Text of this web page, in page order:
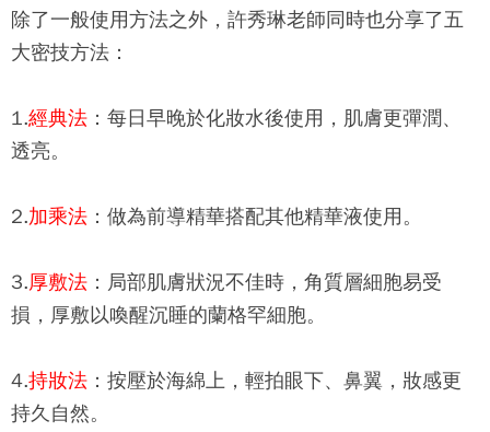
除了一般使用方法之外，許秀琳老師同時也分享了五
大密技方法：
1.經典法 ：每日早晚於化妝水後使用，肌膚更彈潤、
透亮。
2.加乘法 ：做為前導精華搭配其他精華液使用。
3.厚敷法 ：局部肌膚狀況不佳時，角質層細胞易受
損，厚敷以喚醒沉睡的蘭格罕細胞。
4.持妝法 ：按壓於海綿上，輕拍眼下、鼻翼，妝感更
持久自然。